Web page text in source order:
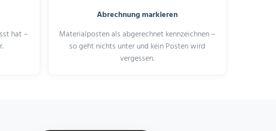
hat –
Abrechnung markieren
Materialposten als abgerechnet kennzeichnen –
so geht nichts unter und kein Posten wird
vergessen.